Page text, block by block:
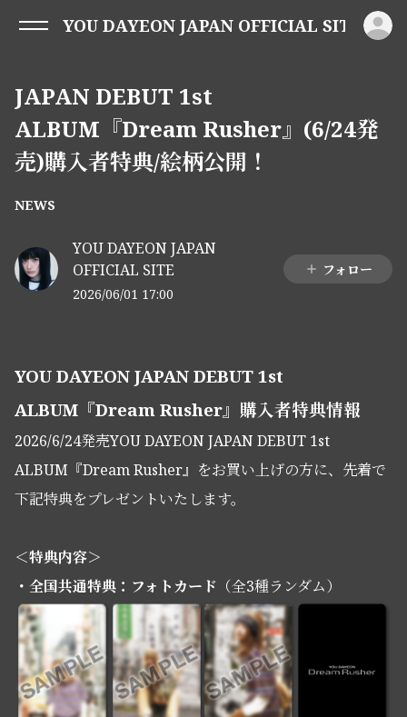
YOU DAYEON JAPAN OFFICIAL SITE
JAPAN DEBUT 1st
ALBUM『Dream Rusher』(6/24発
売)購入者特典/絵柄公開！
NEWS
YOU DAYEON JAPAN
OFFICIAL SITE
2026/06/01 17:00
フォロー
YOU DAYEON JAPAN DEBUT 1st
ALBUM『Dream Rusher』購入者特典情報
2026/6/24発売YOU DAYEON JAPAN DEBUT 1st
ALBUM『Dream Rusher』をお買い上げの方に、先着で
下記特典をプレゼントいたします。
＜特典内容＞
・全国共通特典：フォトカード （全3種ランダム）